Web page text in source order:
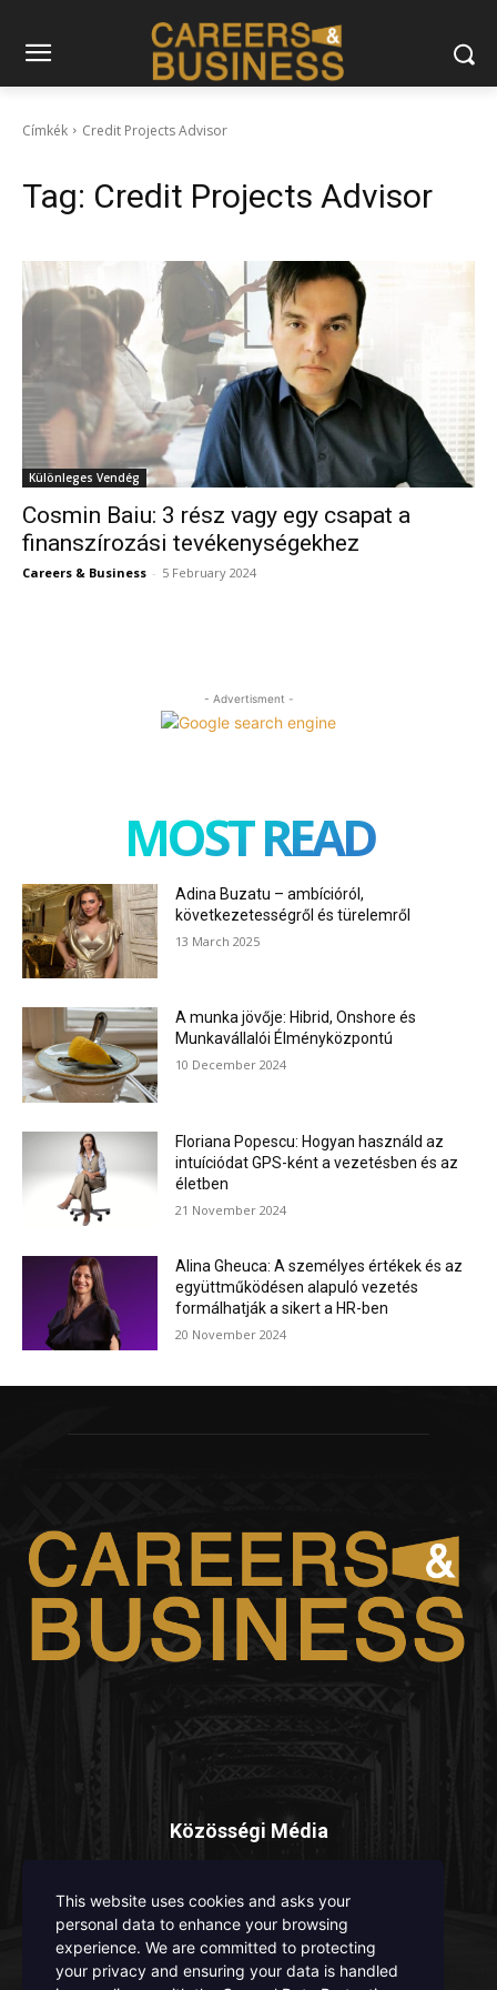
Címkék Credit Projects Advisor
Tag: Credit Projects Advisor
Különleges Vendég
Cosmin Baiu: 3 rész vagy egy csapat a
finanszírozási tevékenységekhez
Careers & Business - 5 February 2024
- Advertisment -
MOST READ
Adina Buzatu – ambícióról,
következetességről és türelemről
13 March 2025
A munka jövője: Hibrid, Onshore és
Munkavállalói Élményközpontú
10 December 2024
Floriana Popescu: Hogyan használd az
intuíciódat GPS-ként a vezetésben és az
életben
21 November 2024
Alina Gheuca: A személyes értékek és az
együttműködésen alapuló vezetés
formálhatják a sikert a HR-ben
20 November 2024
Közösségi Média
This website uses cookies and asks your
personal data to enhance your browsing
experience. We are committed to protecting
your privacy and ensuring your data is handled